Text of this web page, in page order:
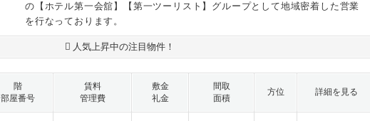
の【ホテル第一会舘】【第一ツーリスト】グループとして地域密着した営業
を行なっております。
人気上昇中の注目物件！
階
部屋番号
賃料
管理費
敷金
礼金
間取
面積
方位 詳細を見る